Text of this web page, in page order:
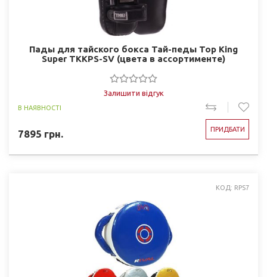
Пады для тайского бокса Тай-педы Top King
Super TKKPS-SV (цвета в ассортименте)
Залишити відгук
В НАЯВНОСТІ
7895 грн. ПРИДБАТИ
КОД: RPS7